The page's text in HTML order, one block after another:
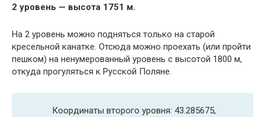
2 уровень — высота 1751 м.
На 2 уровень можно подняться только на старой
кресельной канатке. Отсюда можно проехать (или пройти
пешком) на ненумерованный уровень с высотой 1800 м,
откуда прогуляться к Русской Поляне.
Координаты второго уровня: 43.285675,